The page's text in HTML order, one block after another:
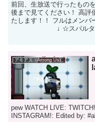
前回、生放送で行ったもの
後まで見てください！ 高評
たします！！ フルはメンバ
↓ ☆スパルタ☆ ■ス
アモアス（Among Us）
pew WATCH LIVE:
INSTAGRAM!: Edited by: